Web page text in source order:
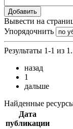
Вывести на
Упорядочнить
Результаты 1-1 из 1.
назад
1
дальше
Найденные
Дата
публикации